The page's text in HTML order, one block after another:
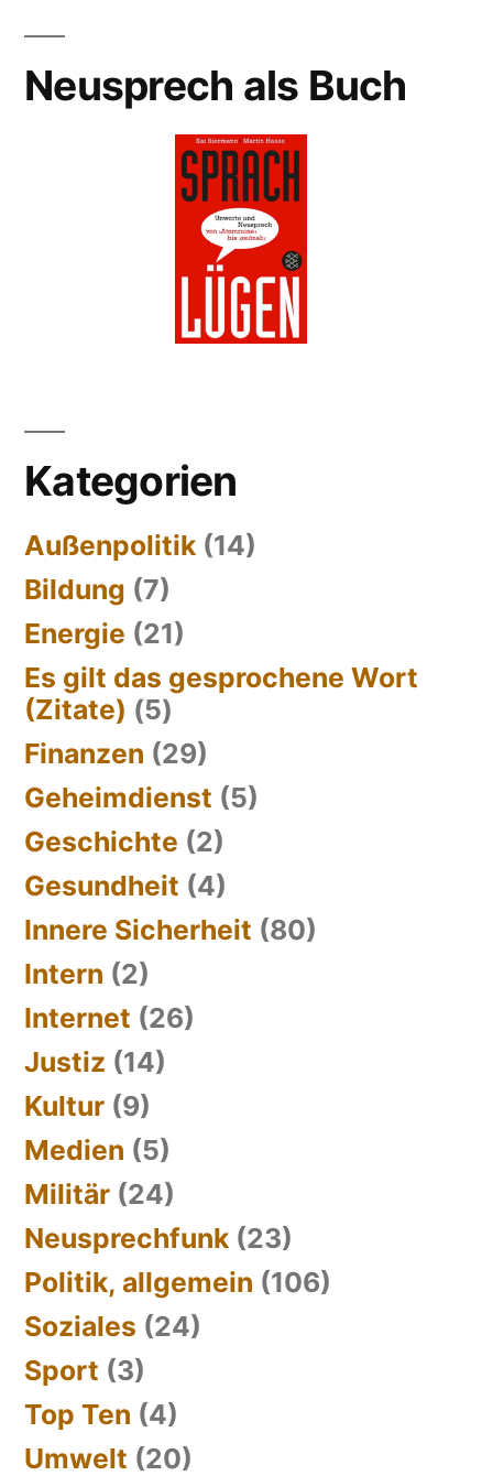
Neusprech als Buch
Kategorien
Außenpolitik (14)
Bildung (7)
Energie (21)
Es gilt das gesprochene Wort
(Zitate) (5)
Finanzen (29)
Geheimdienst (5)
Geschichte (2)
Gesundheit (4)
Innere Sicherheit (80)
Intern (2)
Internet (26)
Justiz (14)
Kultur (9)
Medien (5)
Militär (24)
Neusprechfunk (23)
Politik, allgemein (106)
Soziales (24)
Sport (3)
Top Ten (4)
Umwelt (20)